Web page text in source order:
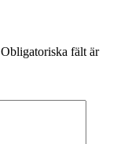
Obligatoriska fält är